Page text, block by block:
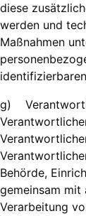
diese
werden und
Maßnahmen
g)
Behörde,
gemeinsam
Verarbeitung